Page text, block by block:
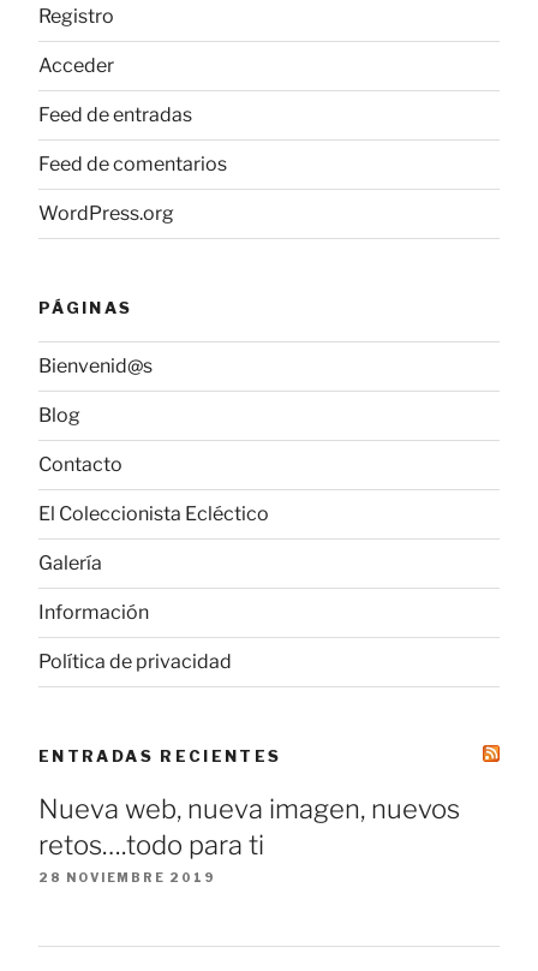
Registro
Acceder
Feed de entradas
Feed de comentarios
WordPress.org
PÁGINAS
Bienvenid@s
Blog
Contacto
El Coleccionista Ecléctico
Galería
Información
Política de privacidad
ENTRADAS RECIENTES
Nueva web, nueva imagen, nuevos
retos….todo para ti
28 NOVIEMBRE 2019